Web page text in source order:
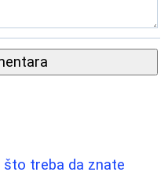
što treba da znate